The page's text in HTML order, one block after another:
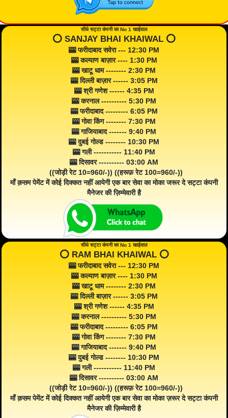
सीधे सट्टा कंपनी का No 1 खाईवाल
⭕️ SANJAY BHAI KHAIWAL ⭕️
🎰 फरीदाबाद सवेरा --- 12:30 PM
🎰 कल्याण बाज़ार ---- 1:30 PM
🎰 खाटू धाम -------- 2:30 PM
🎰 दिल्ली बाज़ार ------ 3:05 PM
🎰 श्री गणेश ------ 4:35 PM
🎰 करनाल ---------- 5:30 PM
🎰 फरीदाबाद --------- 6:05 PM
🎰 गोवा किंग -------- 7:30 PM
🎰 गाजियाबाद ------- 9:40 PM
🎰 दुबई गोल्ड -------- 10:30 PM
🎰 गली ----------- 11:40 PM
🎰 दिसावर ---------- 03:00 AM
((जोड़ी रेट 10=960/-)) ((हरूफ़ रेट 100=960/-))
माँ क़सम पेमेंट में कोई दिक्कत नहीं आयेगी एक बार सेवा का मोका जरूर दे सट्टा कंपनी
मैनेजर की ज़िम्मेवारी है
सीधे सट्टा कंपनी का No 1 खाईवाल
⭕️ RAM BHAI KHAIWAL ⭕️
🎰 फरीदाबाद सवेरा --- 12:30 PM
🎰 कल्याण बाज़ार ---- 1:30 PM
🎰 खाटू धाम -------- 2:30 PM
🎰 दिल्ली बाज़ार ------ 3:05 PM
🎰 श्री गणेश ------ 4:35 PM
🎰 करनाल ---------- 5:30 PM
🎰 फरीदाबाद --------- 6:05 PM
🎰 गोवा किंग -------- 7:30 PM
🎰 गाजियाबाद ------- 9:40 PM
🎰 दुबई गोल्ड -------- 10:30 PM
🎰 गली ----------- 11:40 PM
🎰 दिसावर ---------- 03:00 AM
((जोड़ी रेट 10=960/-)) ((हरूफ़ रेट 100=960/-))
माँ क़सम पेमेंट में कोई दिक्कत नहीं आयेगी एक बार सेवा का मोका ज़रूर दे सट्टा कंपनी
मैनेजर की ज़िम्मेवारी है